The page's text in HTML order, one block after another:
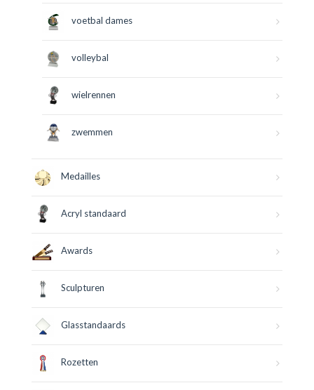
voetbal dames
volleybal
wielrennen
zwemmen
Medailles
Acryl standaard
Awards
Sculpturen
Glasstandaards
Rozetten